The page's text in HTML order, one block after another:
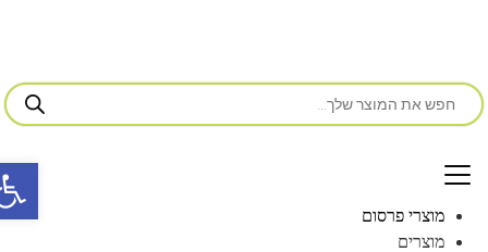
מוצרי פרסום
מוצרים
פתח